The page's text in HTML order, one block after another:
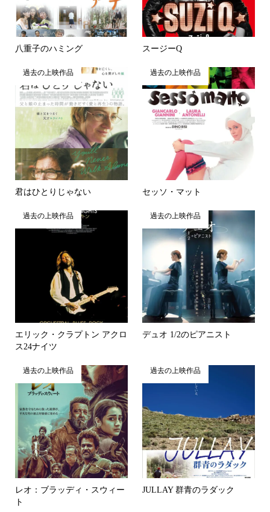
八重子のハミング スージーQ
過去の上映作品
君はひとりじゃない
過去の上映作品
セッソ・マット
過去の上映作品
エリック・クラプトン アクロ
ス24ナイツ
過去の上映作品
デュオ 1/2のピアニスト
過去の上映作品
レオ：ブラッディ・スウィー
ト
過去の上映作品
JULLAY 群青のラダック